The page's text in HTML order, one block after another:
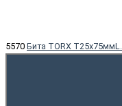
5570 Бита TORX